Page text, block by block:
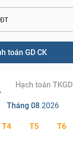
toán GD CK
Hạch toán TKGD
Tháng 08 2026
T4 T5 T6